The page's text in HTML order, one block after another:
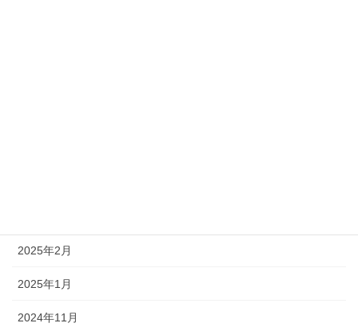
2025年2月
2025年1月
2024年11月